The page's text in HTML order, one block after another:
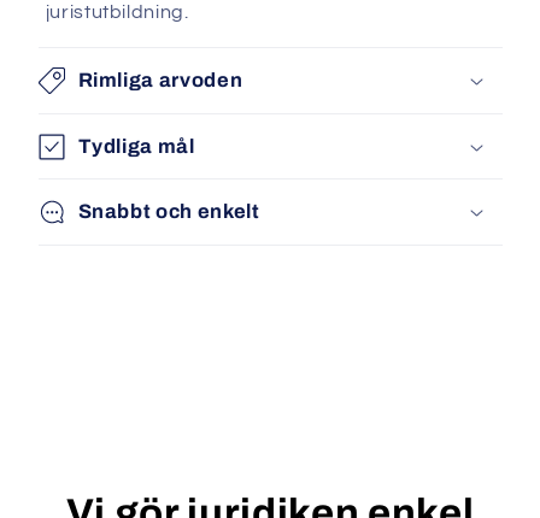
juristutbildning.
Rimliga arvoden
Tydliga mål
Snabbt och enkelt